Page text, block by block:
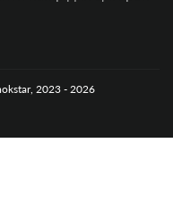
2023 - 2026